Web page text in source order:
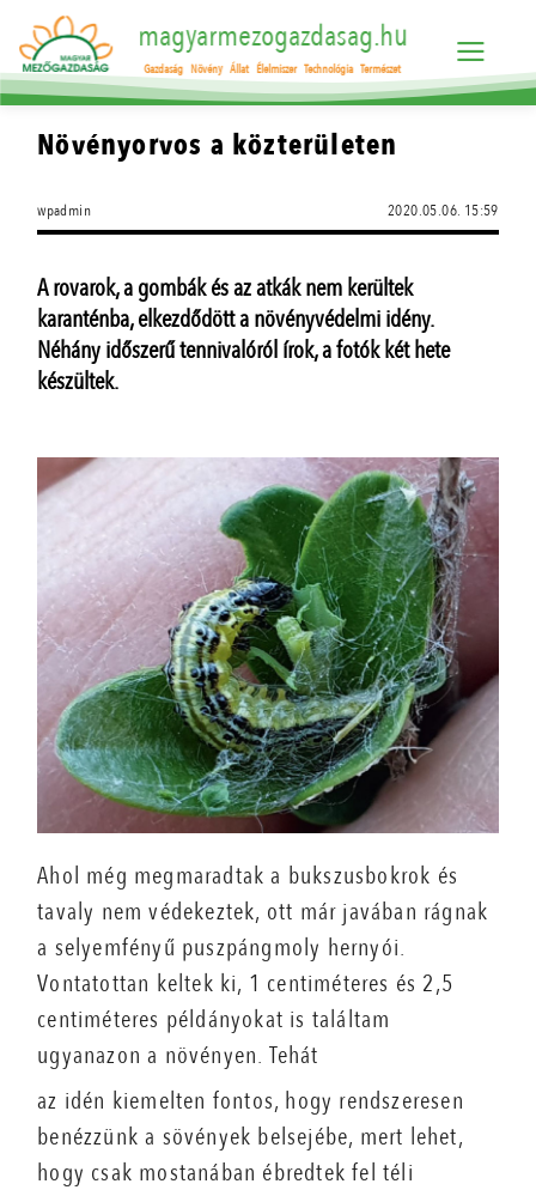
magyarmezogazdasag.hu
Gazdaság Növény Állat Élelmiszer Technológia Természet
Növényorvos a közterületen
wpadmin 2020.05.06. 15:59
A rovarok, a gombák és az atkák nem kerültek
karanténba, elkezdődött a növényvédelmi idény.
Néhány időszerű tennivalóról írok, a fotók két hete
készültek.
Ahol még megmaradtak a bukszusbokrok és
tavaly nem védekeztek, ott már javában rágnak
a selyemfényű puszpángmoly hernyói.
Vontatottan keltek ki, 1 centiméteres és 2,5
centiméteres példányokat is találtam
ugyanazon a növényen. Tehát
az idén kiemelten fontos, hogy rendszeresen
benézzünk a sövények belsejébe, mert lehet,
hogy csak mostanában ébredtek fel téli